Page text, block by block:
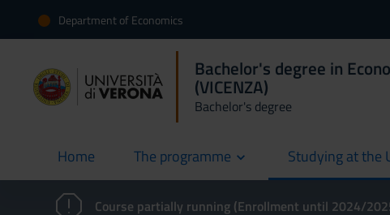
Department of Economics
Bachelor's degree in
(VICENZA)
Bachelor's degree
Home
current The programme Studying at the
Course partially running (Enrollment until 2024/